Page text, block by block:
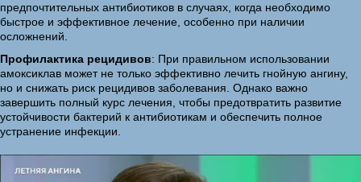
предпочтительных антибиотиков в случаях, когда необходимо
быстрое и эффективное лечение, особенно при наличии
осложнений.
Профилактика рецидивов: При правильном использовании
амоксиклав может не только эффективно лечить гнойную ангину,
но и снижать риск рецидивов заболевания. Однако важно
завершить полный курс лечения, чтобы предотвратить развитие
устойчивости бактерий к антибиотикам и обеспечить полное
устранение инфекции.